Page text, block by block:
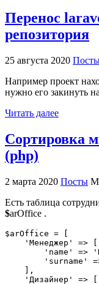
Перенос
репозитория
25 августа 2020
Например проект
нужно его закинуть
Читать далее
Сортировка
(php)
2 марта 2020 Посты
Есть таблица
$arOffice .
$arOffice = [